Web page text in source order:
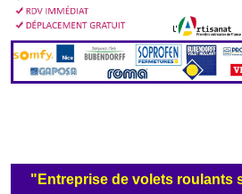
"Entreprise de volets roulants